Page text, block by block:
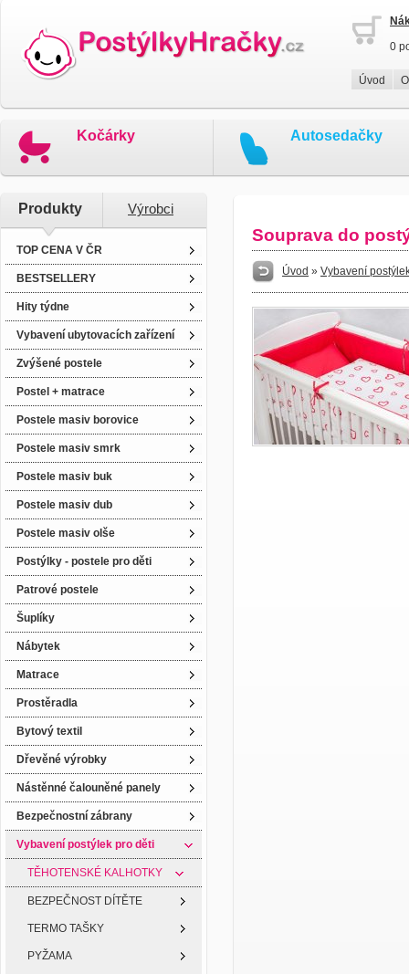
0
Úvod
Kočárky Autosedačky
Produkty Výrobci
TOP CENA V ČR
BESTSELLERY
Hity týdne
Vybavení ubytovacích zařízení
Zvýšené postele
Postel + matrace
Postele masiv borovice
Postele masiv smrk
Postele masiv buk
Postele masiv dub
Postele masiv olše
Postýlky - postele pro děti
Patrové postele
Šuplíky
Nábytek
Matrace
Prostěradla
Bytový textil
Dřevěné výrobky
Nástěnné čalouněné panely
Bezpečnostní zábrany
Vybavení postýlek pro děti
TĚHOTENSKÉ KALHOTKY
BEZPEČNOST DÍTĚTE
TERMO TAŠKY
PYŽAMA
Souprava do
Úvod » Vybavení